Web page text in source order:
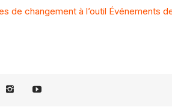
de changement à l’outil Événements